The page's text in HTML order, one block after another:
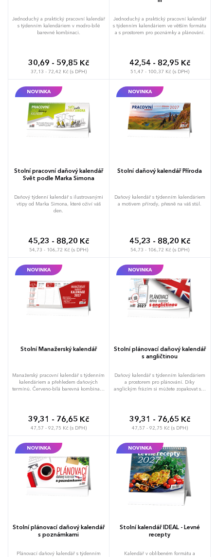
Jednoduchý a praktický pracovní kalendář
s týdenním kalendáriem v modro-bílé
barevné kombinaci.
30,69 - 59,85 Kč
37,13 - 72,42 Kč (s DPH)
Jednoduchý a praktický pracovní kalendář
s týdenním kalendáriem ve větším formátu
a s prostorem pro poznámky a plánování.
42,54 - 82,95 Kč
51,47 - 100,37 Kč (s DPH)
NOVINKA
Stolní pracovní daňový kalendář
Svět podle Marka Simona
Daňový týdenní kalendář s ilustrovanými
vtipy od Marka Simona, které oživí váš
den.
45,23 - 88,20 Kč
54,73 - 106,72 Kč (s DPH)
NOVINKA
Stolní daňový kalendář Příroda
Daňový kalendář s týdenním kalendáriem
a motivem přírody, přesně na váš stůl.
45,23 - 88,20 Kč
54,73 - 106,72 Kč (s DPH)
NOVINKA
Stolní Manažerský kalendář
Manažerský pracovní kalendář s týdenním
kalendáriem a přehledem daňových
termínů. Červeno-bílá barevná kombinace
39,31 - 76,65 Kč
47,57 - 92,75 Kč (s DPH)
NOVINKA
Stolní plánovací daňový kalendář
s angličtinou
Daňový kalendář s týdenním kalendáriem
a prostorem pro plánování. Díky
anglickým frázím si můžete zopakovat své
39,31 - 76,65 Kč
47,57 - 92,75 Kč (s DPH)
NOVINKA
Stolní plánovací daňový kalendář
s poznámkami
Plánovací daňový kalendář s týdenním
NOVINKA
Stolní kalendář IDEÁL - Levné
recepty
Kalendář v oblíbeném formátu a